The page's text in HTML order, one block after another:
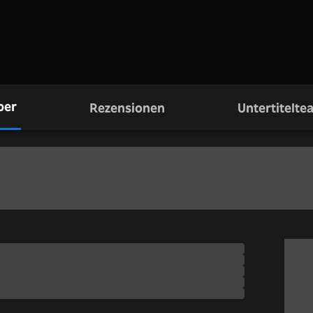
Rezensionen